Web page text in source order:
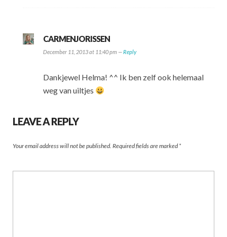
CARMENJORISSEN
December 11, 2013 at 11:40 pm —Reply
Dankjewel Helma! ^^ Ik ben zelf ook helemaal
weg van uiltjes
LEAVE A REPLY
Your email address will not be published. Required fields are marked *